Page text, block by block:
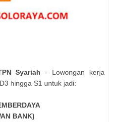
Syariah- Lowongan kerja
hingga S1 untuk jadi:
BANK)